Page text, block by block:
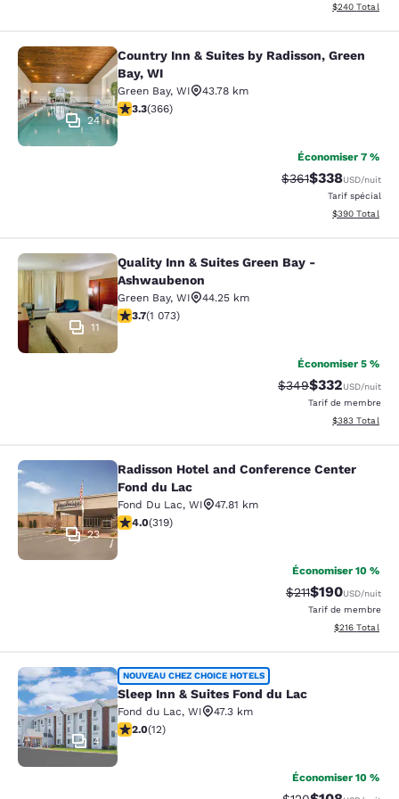
Afficher les
$240 Total
Country Inn & Suites by Radisson,
24
Country Inn & Suites by Radisson, Green
Bay, WI
Green Bay, WI
43.78 km
3.28 étoiles. Bien. 366 commentaires
3.3(366)
Économiser 7 %
Tarif barré :
$361Tarif réduit :
$338USD/nuit
Tarif spécial
Afficher les
$390 Total
Quality Inn & Suites Green Bay -
11
Quality Inn & Suites Green Bay -
Ashwaubenon
Green Bay, WI
44.25 km
3.66 étoiles. Bien. 1073 commentaires
3.7(1 073)
Économiser 5 %
Tarif barré :
$349Tarif réduit :
$332USD/nuit
Tarif de membre
Afficher les
$383 Total
Radisson Hotel and Conference
23
Radisson Hotel and Conference Center
Fond du Lac
Fond Du Lac, WI
47.81 km
4.05 étoiles. Très bon. 319 commentaires
4.0(319)
Économiser 10 %
Tarif barré :
$211Tarif réduit :
$190USD/nuit
Tarif de membre
Afficher les
$216 Total
Sleep Inn & Suites Fond du Lac
4
NOUVEAU CHEZ CHOICE HOTELS
Sleep Inn & Suites Fond du Lac
Fond du Lac, WI
47.3 km
2 étoiles. Moyen. 12 commentaires
2.0(12)
Économiser 10 %